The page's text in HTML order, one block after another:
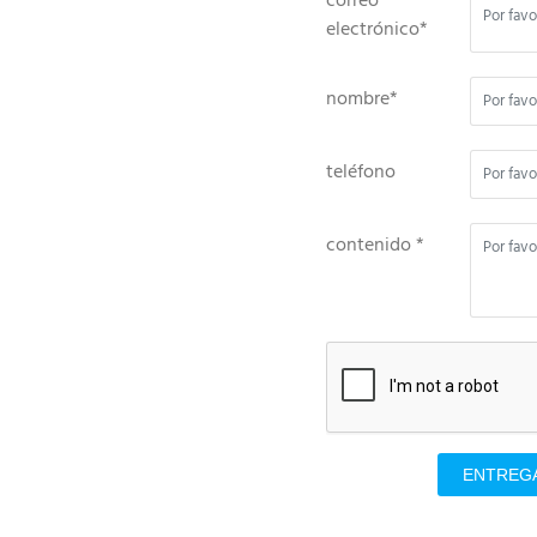
electrónico*
nombre*
teléfono
contenido *